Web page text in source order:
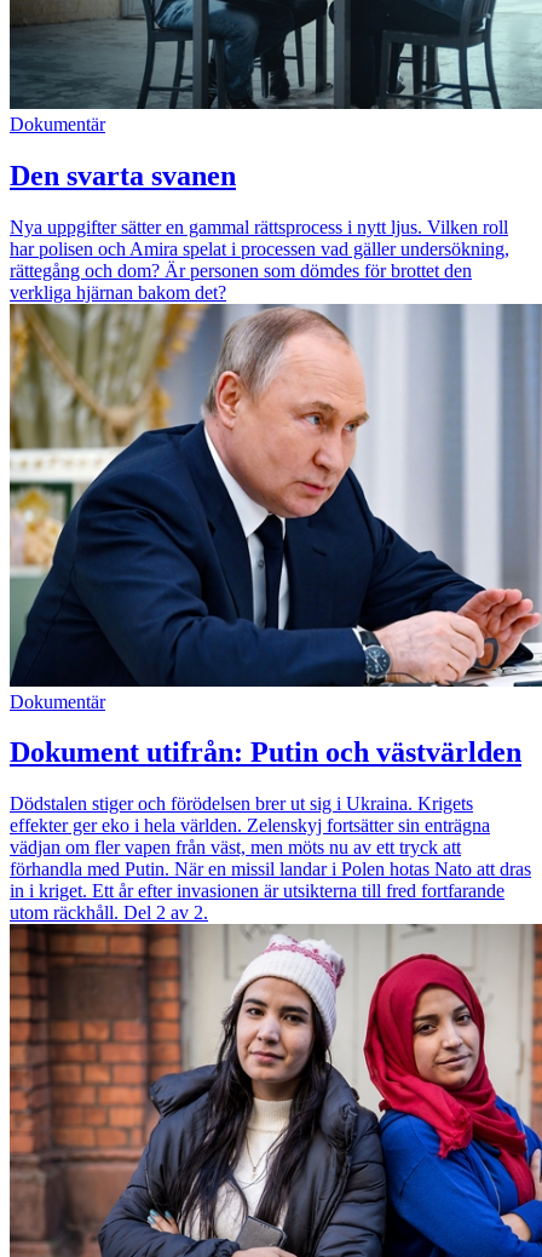
Dokumentär
Den svarta svanen
Nya uppgifter sätter en gammal rättsprocess i nytt ljus. Vilken roll
har polisen och Amira spelat i processen vad gäller undersökning,
rättegång och dom? Är personen som dömdes för brottet den
verkliga hjärnan bakom det?
Dokumentär
Dokument utifrån: Putin och västvärlden
Dödstalen stiger och förödelsen brer ut sig i Ukraina. Krigets
effekter ger eko i hela världen. Zelenskyj fortsätter sin enträgna
vädjan om fler vapen från väst, men möts nu av ett tryck att
förhandla med Putin. När en missil landar i Polen hotas Nato att dras
in i kriget. Ett år efter invasionen är utsikterna till fred fortfarande
utom räckhåll. Del 2 av 2.